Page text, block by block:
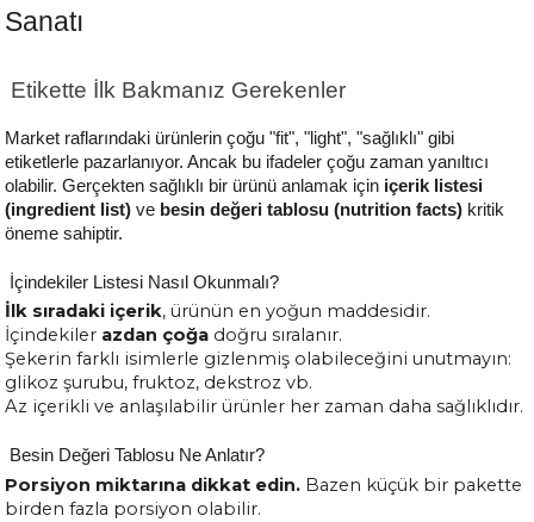
Sanatı
Etikette İlk Bakmanız Gerekenler
Market raflarındaki ürünlerin çoğu "fit", "light", "sağlıklı" gibi
etiketlerle pazarlanıyor. Ancak bu ifadeler çoğu zaman yanıltıcı
olabilir. Gerçekten sağlıklı bir ürünü anlamak için içerik listesi
(ingredient list) ve besin değeri tablosu (nutrition facts) kritik
öneme sahiptir.
İçindekiler Listesi Nasıl Okunmalı?
İlk sıradaki içerik, ürünün en yoğun maddesidir.
İçindekiler azdan çoğa doğru sıralanır.
Şekerin farklı isimlerle gizlenmiş olabileceğini unutmayın:
glikoz şurubu, fruktoz, dekstroz vb.
Az içerikli ve anlaşılabilir ürünler her zaman daha sağlıklıdır.
Besin Değeri Tablosu Ne Anlatır?
Porsiyon miktarına dikkat edin. Bazen küçük bir pakette
birden fazla porsiyon olabilir.